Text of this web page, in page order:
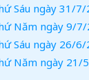
Sáu ngày 31/
Năm ngày 9/
Sáu ngày 26/
Năm ngày 21/